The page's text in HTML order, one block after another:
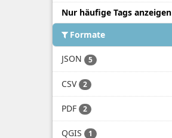
Nur häufige Tags anzeigen
Formate
JSON 5
CSV 2
PDF 2
QGIS 1